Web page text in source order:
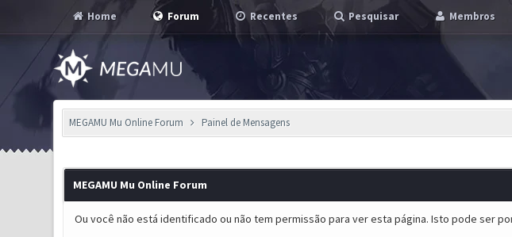
Home Forum Recentes Pesquisar Membros
MEGAMU Mu Online Forum Painel de Mensagens
MEGAMU Mu Online Forum
Ou você não está identificado ou não tem permissão para ver esta página. Isto pode ser